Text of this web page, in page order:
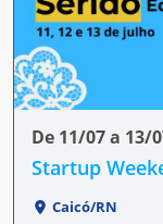
De 11/07 a 13/
Startup
Caicó/RN